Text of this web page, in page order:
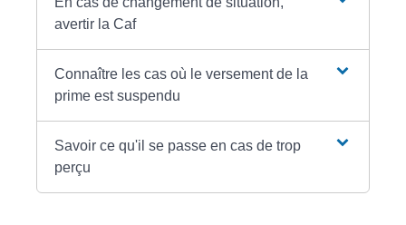
avertir la Caf
Connaître les cas où le versement de la
prime est suspendu
Savoir ce qu'il se passe en cas de trop
perçu